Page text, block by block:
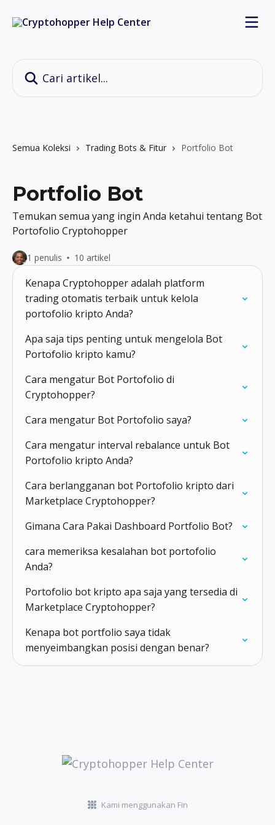
Semua Koleksi Trading Bots & Fitur Portfolio Bot
Portfolio Bot
Temukan semua yang ingin Anda ketahui tentang Bot
Portofolio Cryptohopper
1 penulis 10 artikel
Kenapa Cryptohopper adalah platform
trading otomatis terbaik untuk kelola
portofolio kripto Anda?
Apa saja tips penting untuk mengelola Bot
Portofolio kripto kamu?
Cara mengatur Bot Portofolio di
Cryptohopper?
Cara mengatur Bot Portofolio saya?
Cara mengatur interval rebalance untuk Bot
Portofolio kripto Anda?
Cara berlangganan bot Portofolio kripto dari
Marketplace Cryptohopper?
Gimana Cara Pakai Dashboard Portfolio Bot?
cara memeriksa kesalahan bot portofolio
Anda?
Portofolio bot kripto apa saja yang tersedia di
Marketplace Cryptohopper?
Kenapa bot portfolio saya tidak
menyeimbangkan posisi dengan benar?
Kami menggunakan Fin